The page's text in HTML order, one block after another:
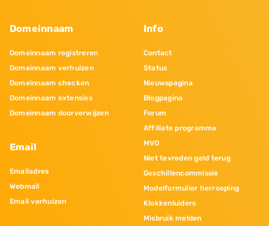
Domeinnaam
Domeinnaam registreren
Domeinnaam verhuizen
Domeinnaam checken
Domeinnaam extensies
Domeinnaam doorverwijzen
Email
Emailadres
Webmail
Email verhuizen
Info
Contact
Status
Nieuwspagina
Blogpagina
Forum
Affiliate programma
MVO
Niet tevreden geld terug
Geschillencommissie
Modelformulier herroeping
Klokkenluiders
Misbruik melden